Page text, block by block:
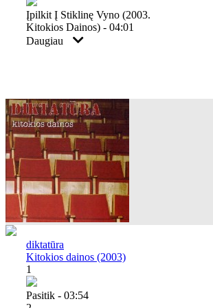
Įpilkit Į Stiklinę Vyno (2003.
Kitokios Dainos) - 04:01
Daugiau
diktatūra
Kitokios dainos (2003)
1
Pasitik - 03:54